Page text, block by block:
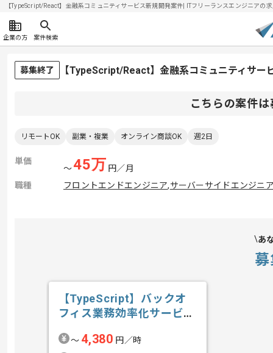
【TypeScript/React】金融系コミュニティサービス新規開発案件| ITフリーランスエンジニア
企業の方 案件検索
募集終了 【TypeScript/React】金融系コミュニティサー
こちらの案件
リモートOK 副業・複業 オンライン商談OK 週2日
単価
〜45万 円／月
職種
フロントエンドエンジニア,サーバーサイドエンジニ
あ
【TypeScript】バックオ
フィス業務効率化サービス
〜 4,380 円／時